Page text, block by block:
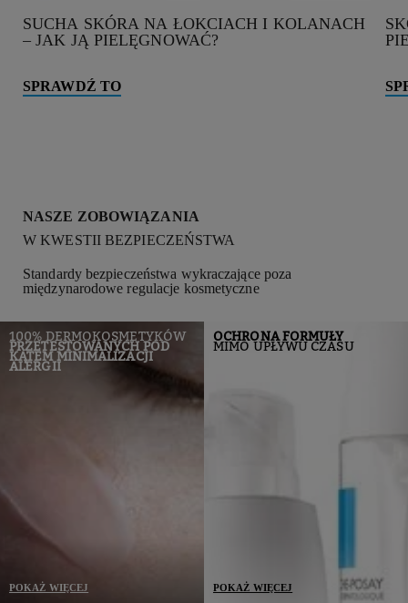
SUCHA SKÓRA NA ŁOKCIACH I KOLANACH
– JAK JĄ PIELĘGNOWAĆ?
SPRAWDŹ TO
NASZE ZOBOWIĄZANIA
W KWESTII BEZPIECZEŃSTWA
Standardy bezpieczeństwa wykraczające poza
międzynarodowe regulacje kosmetyczne
100% DERMOKOSMETYKÓW
PRZETESTOWANYCH POD
KĄTEM MINIMALIZACJI
ALERGII
POKAŻ WIĘCEJ
OCHRONA FORMUŁY
MIMO UPŁYWU CZASU
POKAŻ WIĘCEJ